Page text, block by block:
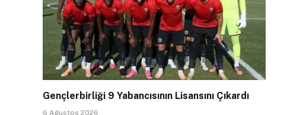
Gençlerbirliği 9 Yabancısının Lisansını Çıkardı
6 Ağustos 2026